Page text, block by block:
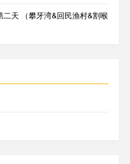
二天 （攀牙湾&回民渔村&割喉